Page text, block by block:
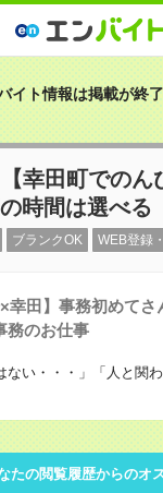
イト情報は掲載が終了
幸田町でのん
時間は選べる
ブランクOK WEB登録
×幸田】事務初めて
務のお仕事
ない・・・」「人と関
たの閲覧履歴からのオ